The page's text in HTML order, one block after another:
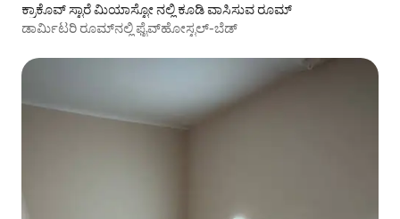
ಕ್ರಾಕೊವ್ ಸ್ಟಾರೆ ಮಿಯಾಸ್ಟೋ ನಲ್ಲಿ ಕೂಡಿ ವಾಸಿಸುವ ರೂಮ್
ಡಾರ್ಮಿಟರಿ ರೂಮ್‌ನಲ್ಲಿ ಫೈವ್‌ಹೋಸ್ಟಲ್-ಬೆಡ್